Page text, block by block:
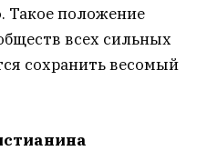
Такое положение
всех сильных
сохранить весомый